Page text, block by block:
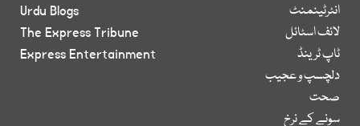
انٹرٹینمنٹ
لائف اسٹائل
ٹاپ ٹرینڈ
دلچسپ و عجیب
صحت
سونے کے نرخ
Urdu Blogs
The Express Tribune
Express Entertainment